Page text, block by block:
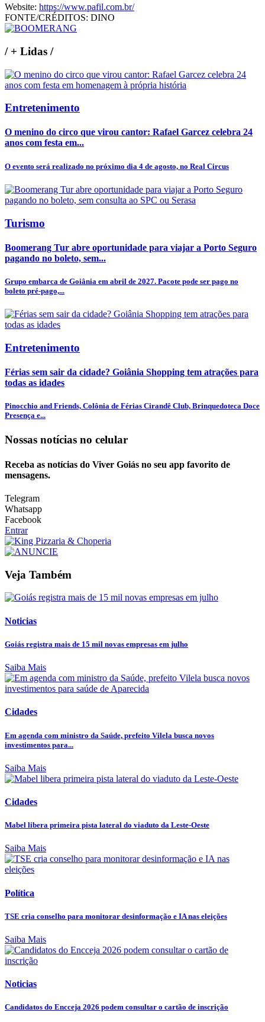
Website: https://www.pafil.com.br/
FONTE/CRÉDITOS: DINO
/+ Lidas /
Entretenimento
O menino do circo que virou cantor: Rafael Garcez celebra 24
anos com festa em...
O evento será realizado no próximo dia 4 de agosto, no Real Circus
Turismo
Boomerang Tur abre oportunidade para viajar a Porto Seguro
pagando no boleto, sem...
Grupo embarca de Goiânia em abril de 2027. Pacote pode ser pago no
boleto pré-pago,...
Entretenimento
Férias sem sair da cidade? Goiânia Shopping tem atrações para
todas as idades
Pinocchio and Friends, Colônia de Férias Cirandê Club, Brinquedoteca Doce
Presença e...
Nossas notícias no celular
Receba as notícias do Viver Goiás no seu app favorito de
mensagens.
Telegram
Whatsapp
Facebook
Entrar
Veja Também
Noticias
Goiás registra mais de 15 mil novas empresas em julho
Saiba Mais
Cidades
Em agenda com ministro da Saúde, prefeito Vilela busca novos
investimentos para...
Saiba Mais
Cidades
Mabel libera primeira pista lateral do viaduto da Leste-Oeste
Saiba Mais
Política
TSE cria conselho para monitorar desinformação e IA nas eleições
Saiba Mais
Noticias
Candidatos do Encceja 2026 podem consultar o cartão de inscrição